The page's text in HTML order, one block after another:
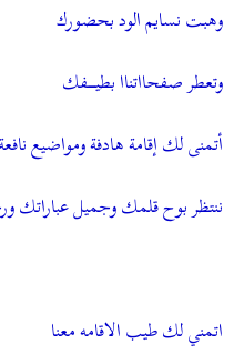
وهبت نسايم الود بحضورك
وتعطر صفحااتناا بطيـــــــفك
أتمنى لك إقامة هادفة ومواضيع
ننتظر بوح قلمك وجميل عباراتك
اتمني لك طيب الاقامه معنا